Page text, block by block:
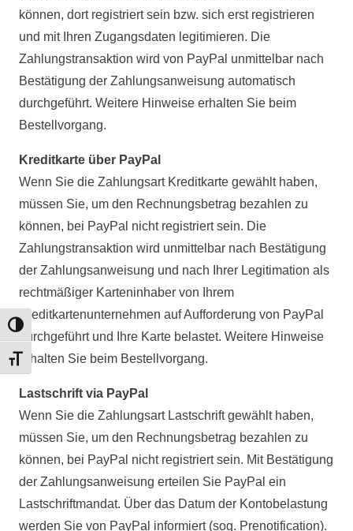
Umschalten auf hohe Kontraste
Schrift vergrößern
können, dort registriert sein bzw. sich erst registrieren
und mit Ihren Zugangsdaten legitimieren. Die
Zahlungstransaktion wird von PayPal unmittelbar nach
Bestätigung der Zahlungsanweisung automatisch
durchgeführt. Weitere Hinweise erhalten Sie beim
Bestellvorgang.
Kreditkarte über PayPal
Wenn Sie die Zahlungsart Kreditkarte gewählt haben,
müssen Sie, um den Rechnungsbetrag bezahlen zu
können, bei PayPal nicht registriert sein. Die
Zahlungstransaktion wird unmittelbar nach Bestätigung
der Zahlungsanweisung und nach Ihrer Legitimation als
rechtmäßiger Karteninhaber von Ihrem
Kreditkartenunternehmen auf Aufforderung von PayPal
durchgeführt und Ihre Karte belastet. Weitere Hinweise
erhalten Sie beim Bestellvorgang.
Lastschrift via PayPal
Wenn Sie die Zahlungsart Lastschrift gewählt haben,
müssen Sie, um den Rechnungsbetrag bezahlen zu
können, bei PayPal nicht registriert sein. Mit Bestätigung
der Zahlungsanweisung erteilen Sie PayPal ein
Lastschriftmandat. Über das Datum der Kontobelastung
werden Sie von PayPal informiert (sog. Prenotification).